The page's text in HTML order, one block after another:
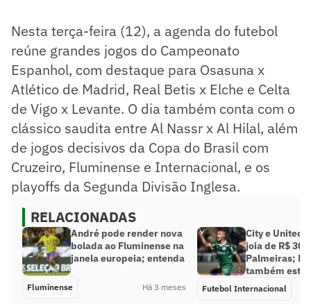
Nesta terça-feira (12), a agenda do futebol
reúne grandes jogos do Campeonato
Espanhol, com destaque para Osasuna x
Atlético de Madrid, Real Betis x Elche e Celta
de Vigo x Levante. O dia também conta com o
clássico saudita entre Al Nassr x Al Hilal, além
de jogos decisivos da Copa do Brasil com
Cruzeiro, Fluminense e Internacional, e os
playoffs da Segunda Divisão Inglesa.
RELACIONADAS
André pode render nova
bolada ao Fluminense na
janela europeia; entenda
Fluminense Há 3 meses
City e United
joia de R$
Palmeiras;
também está
Futebol Internacional